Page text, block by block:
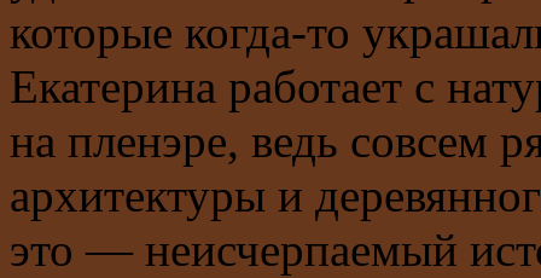
которые когда-то
Екатерина работает с
на пленэре, ведь совсем
архитектуры и
это — неисчерпаемый